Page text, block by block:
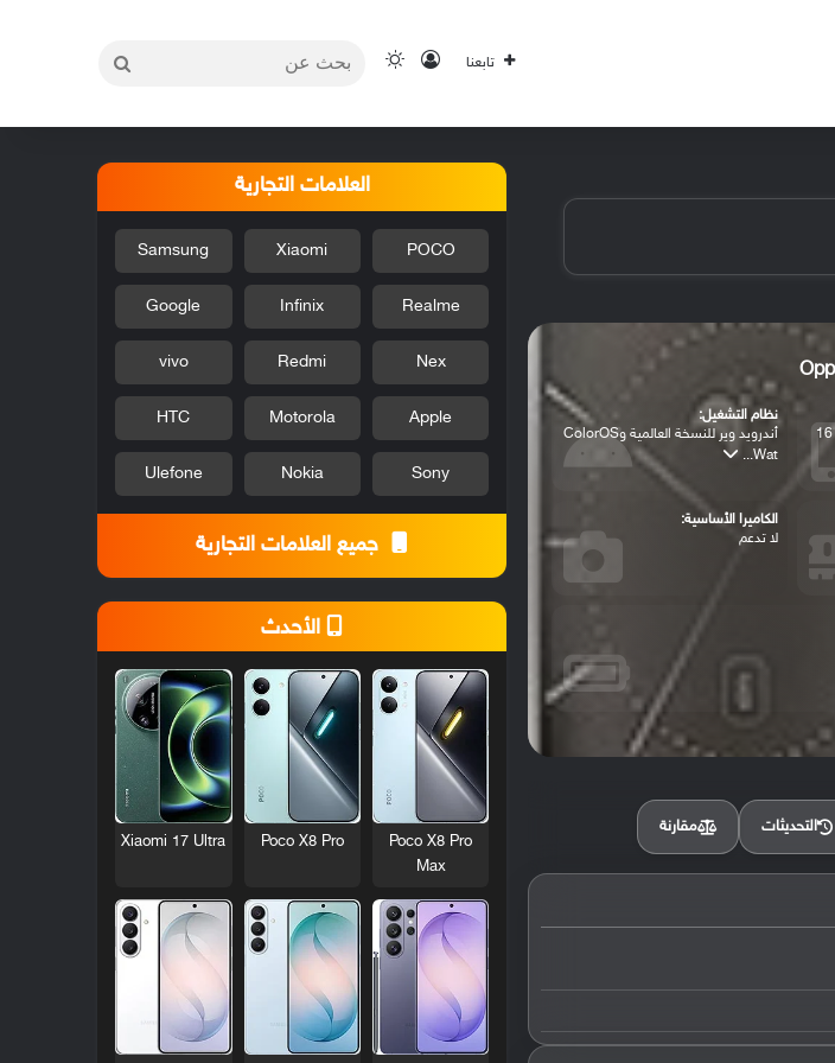
تابعنا تسجيل الدخول
الوضع المظلم
AMOLED كابستيف تدعم اللمس, 16
نظام التشغيل:
أندرويد وير للنسخة العالمية وColorOS
Wat...
الكاميرا الأساسية:
لا تدعم
التحديثات مقارنة
العلامات التجارية
POCO
Xiaomi
Samsung
Realme
Infinix
Google
Nex
Redmi
vivo
Apple
Motorola
HTC
Sony
Nokia
Ulefone
جميع العلامات التجارية
الأحدث
Poco X8 Pro
Max
Poco X8 Pro
Xiaomi 17 Ultra